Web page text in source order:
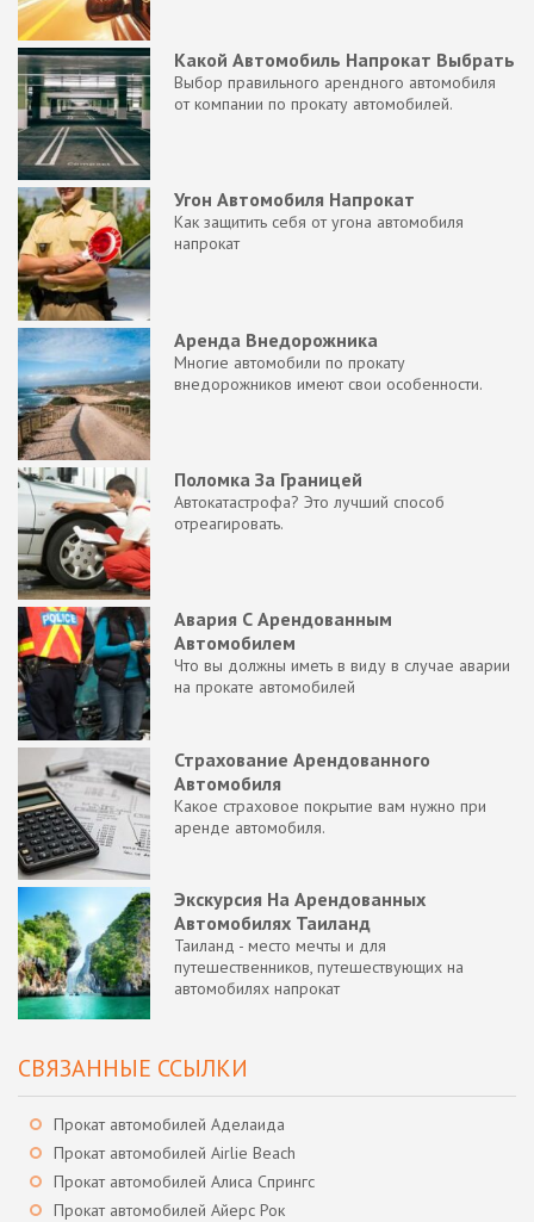
Какой Автомобиль Напрокат Выбрать
Выбор правильного арендного автомобиля
от компании по прокату автомобилей.
Угон Автомобиля Напрокат
Как защитить себя от угона автомобиля
напрокат
Аренда Внедорожника
Многие автомобили по прокату
внедорожников имеют свои особенности.
Поломка За Границей
Автокатастрофа? Это лучший способ
отреагировать.
Авария С Арендованным
Автомобилем
Что вы должны иметь в виду в случае аварии
на прокате автомобилей
Страхование Арендованного
Автомобиля
Какое страховое покрытие вам нужно при
аренде автомобиля.
Экскурсия На Арендованных
Автомобилях Таиланд
Таиланд - место мечты и для
путешественников, путешествующих на
автомобилях напрокат
СВЯЗАННЫЕ ССЫЛКИ
Прокат автомобилей Аделаида
Прокат автомобилей Airlie Beach
Прокат автомобилей Алиса Спрингс
Прокат автомобилей Айерс Рок